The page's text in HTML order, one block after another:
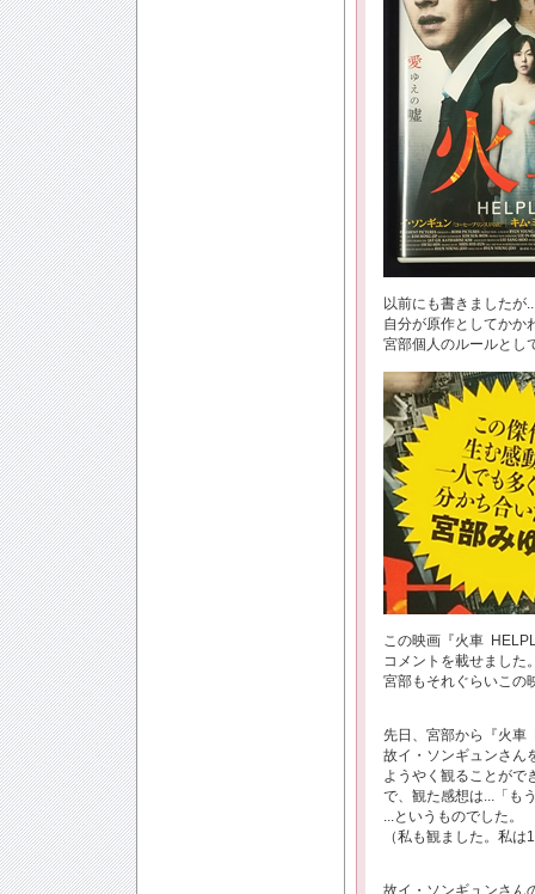
以前にも書きましたが
自分が原作としてかか
宮部個人のルールとし
この映画『火車
コメントを載せました
宮部もそれぐらいこの
先日、宮部から『火車
故イ・ソンギュンさん
ようやく観ることがで
で、観た感想は...「も
...というものでした。
（私も観ました。私
故イ・ソンギュンさん